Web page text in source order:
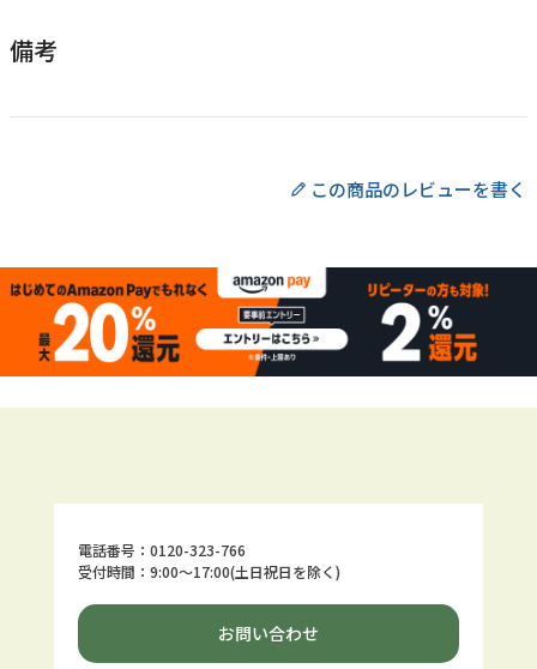
備考
電話番号：0120-323-766
受付時間：9:00～17:00(土日祝日を除く)
お問い合わせ